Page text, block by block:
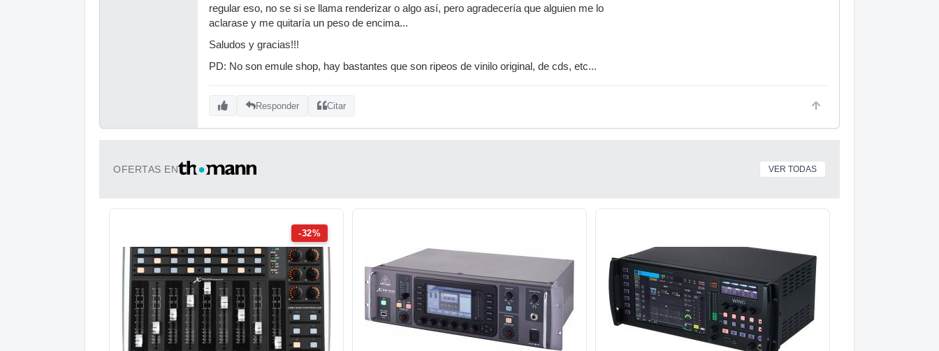
regular eso, no se si se llama renderizar o algo así, pero agradecería que alguien me lo
aclarase y me quitaría un peso de encima...
Saludos y gracias!!!
PD: No son emule shop, hay bastantes que son ripeos de vinilo original, de cds, etc...
Responder Citar
OFERTAS EN VER TODAS
-32%